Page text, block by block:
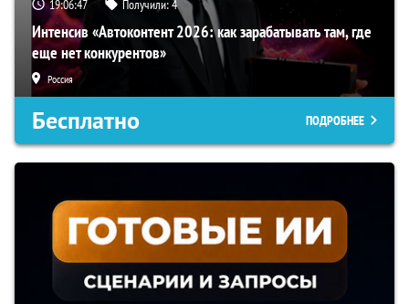
19:06:46 Получили:4
Интенсив «Автоконтент 2026: как зарабатывать там, где
еще нет конкурентов»
Россия
Бесплатно ПОДРОБНЕЕ